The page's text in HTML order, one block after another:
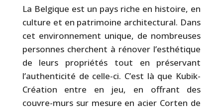
La Belgique est un pays riche en histoire, en
culture et en patrimoine architectural. Dans
cet environnement unique, de nombreuses
personnes cherchent à rénover l’esthétique
de leurs propriétés tout en préservant
l’authenticité de celle-ci. C’est là que Kubik-
Création entre en jeu, en offrant des
couvre-murs sur mesure en acier Corten de